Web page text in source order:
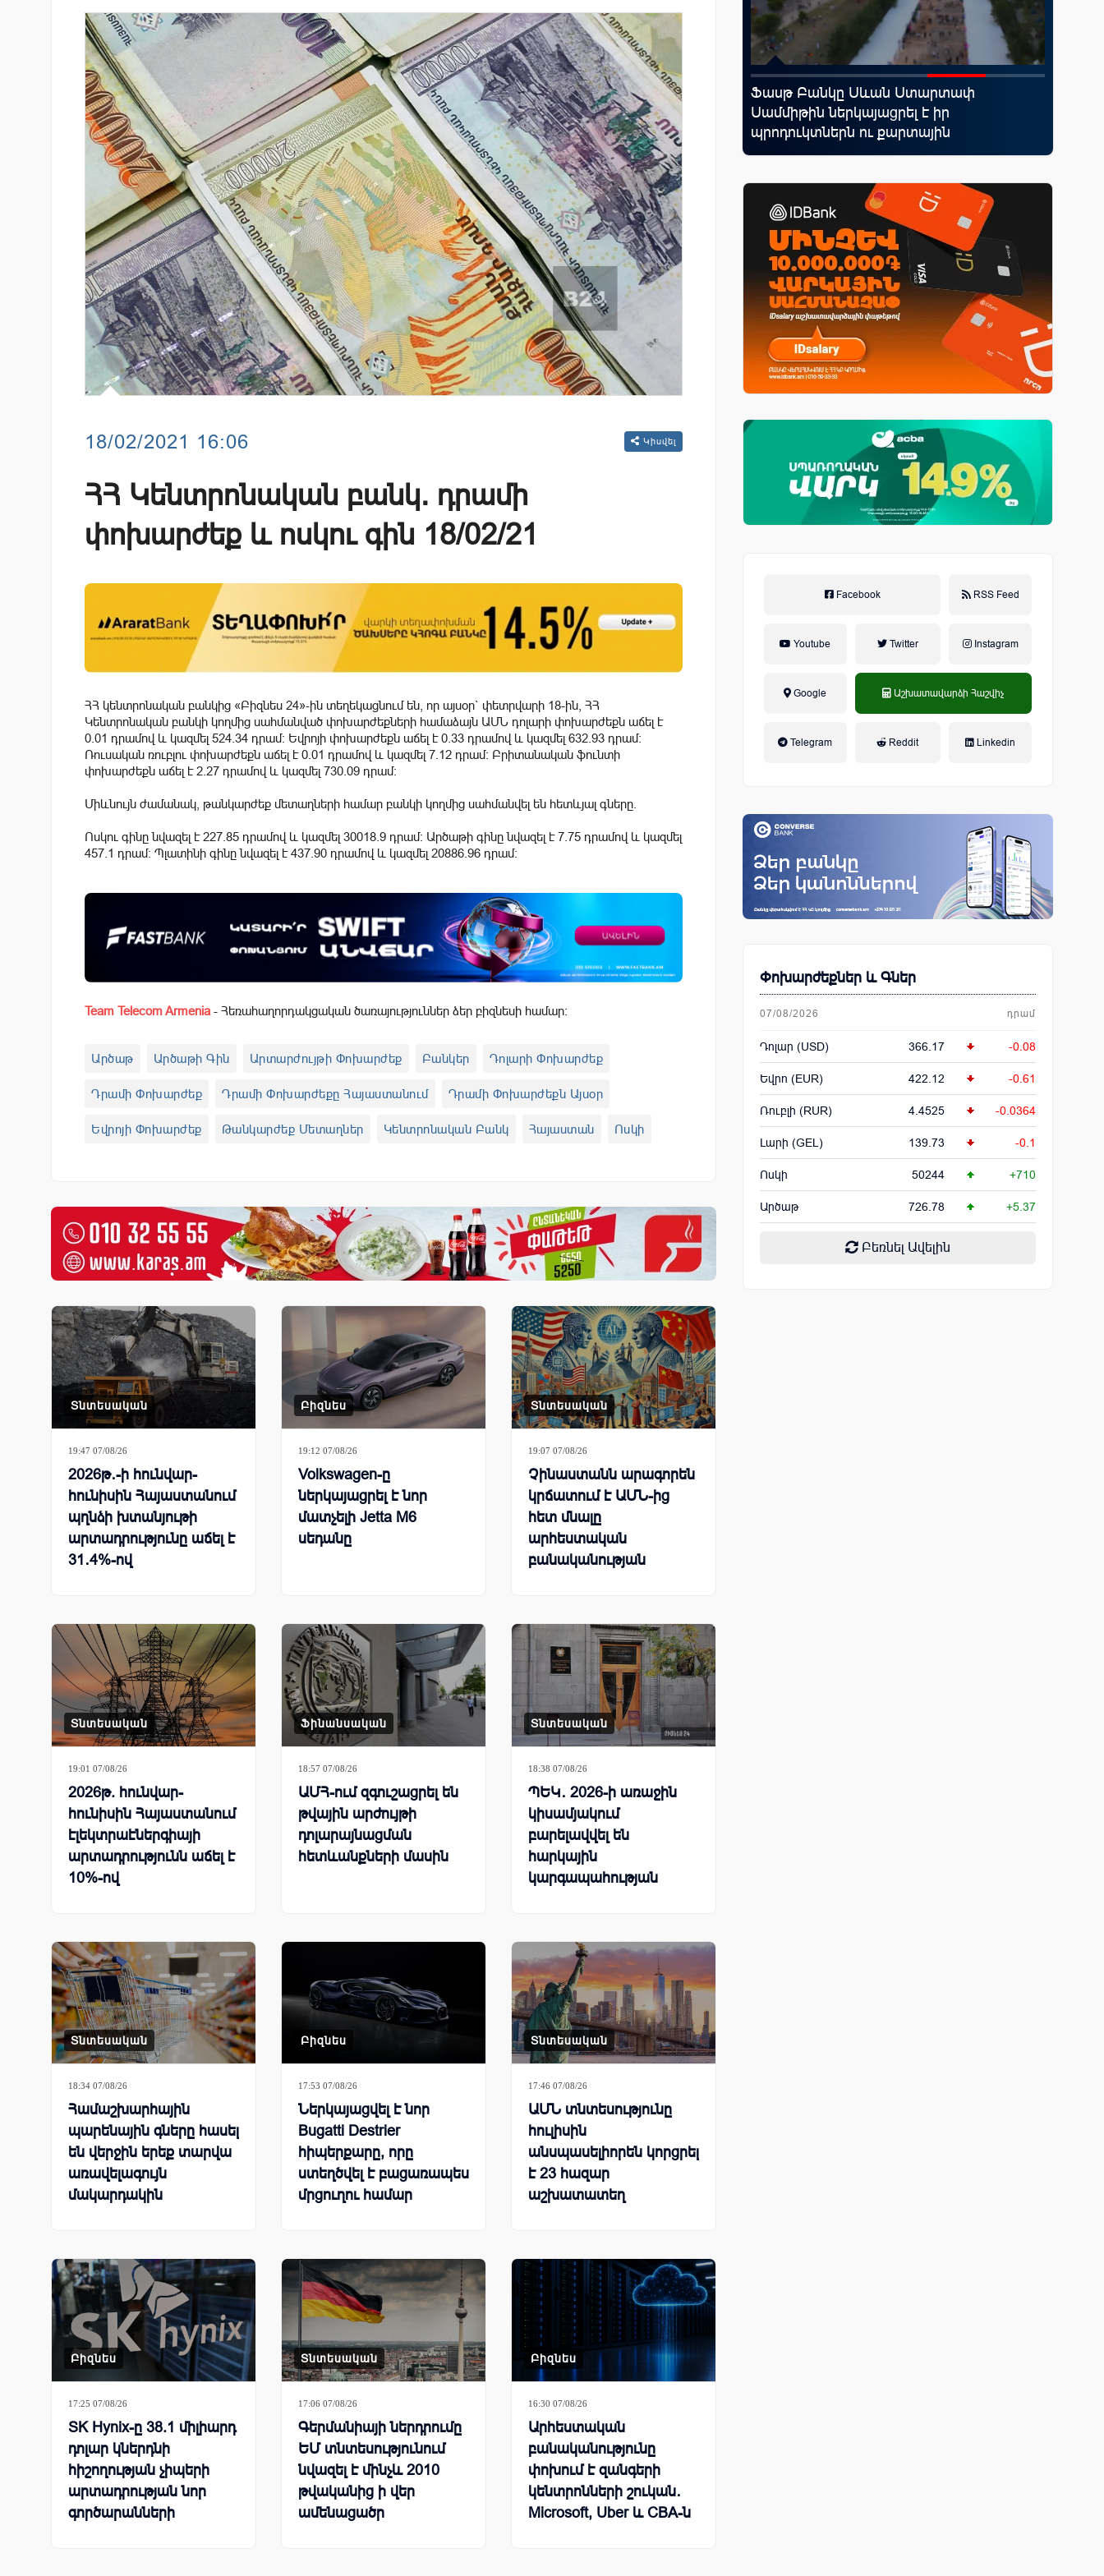
18/02/2021 16:06 Կիսվել
ՀՀ Կենտրոնական բանկ. դրամի
փոխարժեք և ոսկու գին 18/02/21
ՀՀ կենտրոնական բանկից «Բիզնես 24»-ին տեղեկացնում են, որ այսօր` փետրվարի 18-ին, ՀՀ
Կենտրոնական բանկի կողմից սահմանված փոխարժեքների համաձայն ԱՄՆ դոլարի փոխարժեքն աճել է
0.01 դրամով և կազմել 524.34 դրամ: Եվրոյի փոխարժեքն աճել է 0.33 դրամով և կազմել 632.93 դրամ:
Ռուսական ռուբլու փոխարժեքն աճել է 0.01 դրամով և կազմել 7.12 դրամ: Բրիտանական ֆունտի
փոխարժեքն աճել է 2.27 դրամով և կազմել 730.09 դրամ:
Միևնույն ժամանակ, թանկարժեք մետաղների համար բանկի կողմից սահմանվել են հետևյալ գները.
Ոսկու գինը նվազել է 227.85 դրամով և կազմել 30018.9 դրամ: Արծաթի գինը նվազել է 7.75 դրամով և կազմել
457.1 դրամ: Պլատինի գինը նվազել է 437.90 դրամով և կազմել 20886.96 դրամ:
Team Telecom Armenia - Հեռահաղորդակցական ծառայություններ ձեր բիզնեսի համար:
Արծաթ Արծաթի Գին Արտարժույթի Փոխարժեք Բանկեր Դոլարի Փոխարժեք
Դրամի Փոխարժեք Դրամի Փոխարժեքը Հայաստանում Դրամի Փոխարժեքն Այսօր
Եվրոյի Փոխարժեք Թանկարժեք Մետաղներ Կենտրոնական Բանկ Հայաստան Ոսկի
տվյալները»․
է հյուրանոցների
«Սմայլ Սվիթ»-ի զարգացման
ճանապարհը՝ Կոնվերս Բանկի
գործընկերությամբ
Moody’s-ը IDBank-ի վարկանիշային
հեռանկարը փոխել է դրականի
Ֆասթ Բանկը Սևան Ստարտափ
Սամմիթին ներկայացրել է իր
պրոդուկտներն ու քարտային
առաջարկները
Facebook RSS Feed
Youtube Twitter Instagram
Google Աշխատավարձի Հաշվիչ
Telegram Reddit Linkedin
Փոխարժեքներ և Գներ
07/08/2026 դրամ
Դոլար (USD) 366.17 -0.08
Եվրո (EUR) 422.12 -0.61
Ռուբլի (RUR) 4.4525 -0.0364
Լարի (GEL) 139.73 -0.1
Ոսկի 50244 +710
Արծաթ 726.78 +5.37
Բեռնել Ավելին
Տնտեսական
19:47 07/08/26
2026թ․-ի հունվար-
հունիսին Հայաստանում
պղնձի խտանյութի
արտադրությունը աճել է
31․4%-ով
Բիզնես
19:12 07/08/26
Volkswagen-ը
ներկայացրել է նոր
մատչելի Jetta M6
սեդանը
Տնտեսական
19:07 07/08/26
Չինաստանն արագորեն
կրճատում է ԱՄՆ-ից
հետ մնալը
արհեստական
բանականության
Տնտեսական
19:01 07/08/26
2026թ. հունվար-
հունիսին Հայաստանում
էլեկտրաէներգիայի
արտադրությունն աճել է
10%-ով
Ֆինանսական
18:57 07/08/26
ԱՄՀ-ում զգուշացրել են
թվային արժույթի
դոլարայնացման
հետևանքների մասին
Տնտեսական
18:38 07/08/26
ՊԵԿ․ 2026-ի առաջին
կիսամյակում
բարելավվել են
հարկային
կարգապահության
Տնտեսական
18:34 07/08/26
Համաշխարհային
պարենային գները հասել
են վերջին երեք տարվա
առավելագույն
մակարդակին
Բիզնես
17:53 07/08/26
Ներկայացվել է նոր
Bugatti Destrier
հիպերքարը, որը
ստեղծվել է բացառապես
մրցուղու համար
Տնտեսական
17:46 07/08/26
ԱՄՆ տնտեսությունը
հուլիսին
անսպասելիորեն կորցրել
է 23 հազար
աշխատատեղ
Բիզնես
17:25 07/08/26
SK Hynix-ը 38.1 միլիարդ
դոլար կներդնի
հիշողության չիպերի
արտադրության նոր
գործարանների
Տնտեսական
17:06 07/08/26
Գերմանիայի ներդրումը
ԵՄ տնտեսությունում
նվազել է մինչև 2010
թվականից ի վեր
ամենացածր
Բիզնես
16:30 07/08/26
Արհեստական
բանականությունը
փոխում է զանգերի
կենտրոնների շուկան․
Microsoft, Uber և CBA-ն